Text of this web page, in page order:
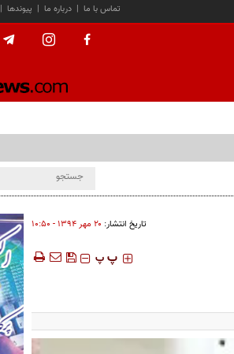
| پیوندها | درباره ما | تماس با ما
تاریخ انتشار: ۲۰ مهر ۱۳۹۴ - ۱۰:۵۰
‍‍‍ پ پ